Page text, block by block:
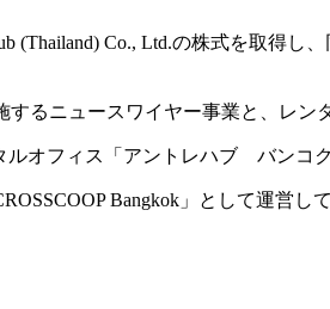
(Thailand) Co., Ltd.の株式を取得し
るニュースワイヤー事業と、レン
ルオフィス「アントレハブ バンコ
Bangkok」として運営